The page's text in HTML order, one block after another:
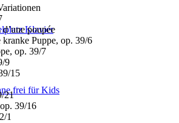
Klavier
frei für Kids
poupée
Puppe, op. 39/6
op. 39/7
9
15
21
39/16
1